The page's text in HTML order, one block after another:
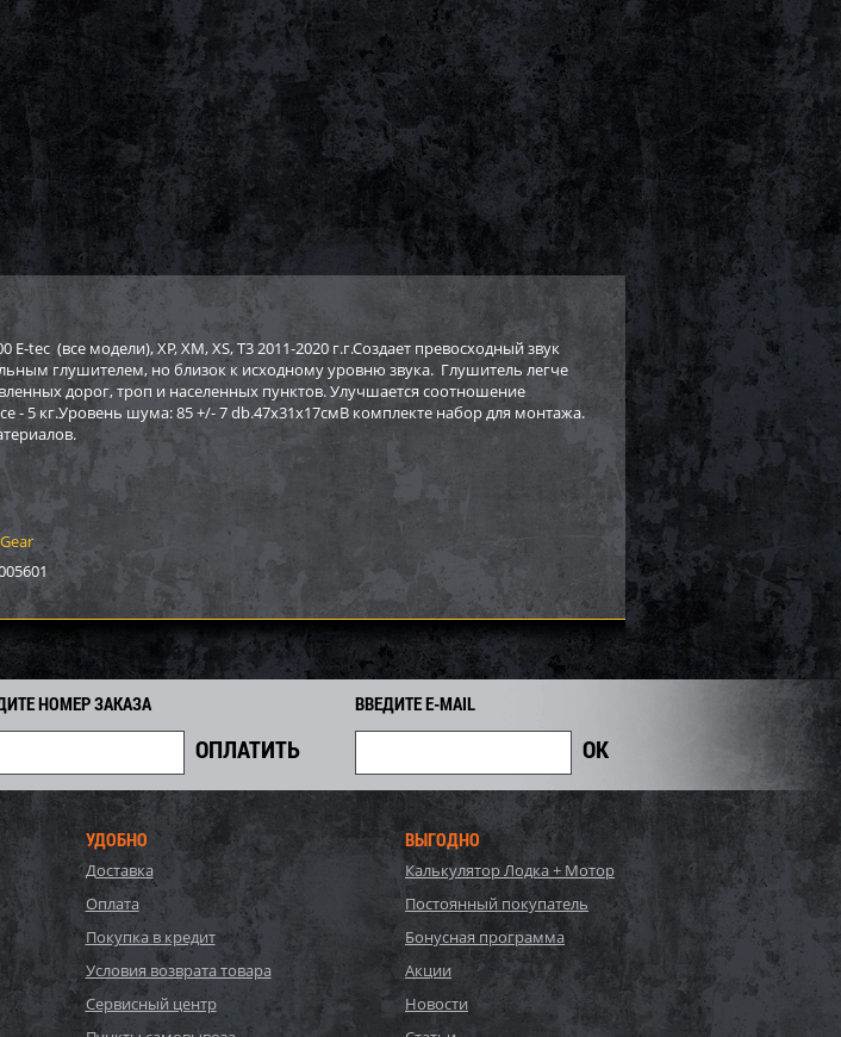
tec (все модели), XP, XM, XS, T3 2011-2020 г.г.Создает превосходный звук
глушителем, но близок к исходному уровню звука. Глушитель легче
дорог, троп и населенных пунктов. Улучшается соотношение
- 5 кг.Уровень шума: 85 +/- 7 db.47х31х17смВ комплекте набор для монтажа.
НОМЕР ЗАКАЗА ВВЕДИТЕ E-MAIL
УДОБНО
Доставка
Оплата
Покупка в кредит
Условия возврата товара
Сервисный центр
ВЫГОДНО
Калькулятор Лодка + Мотор
Постоянный покупатель
Бонусная программа
Акции
Новости